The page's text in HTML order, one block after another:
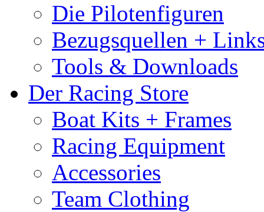
Die Pilotenfiguren
Bezugsquellen +
Tools & Downloads
Der Racing Store
Boat Kits + Frames
Racing Equipment
Accessories
Team Clothing